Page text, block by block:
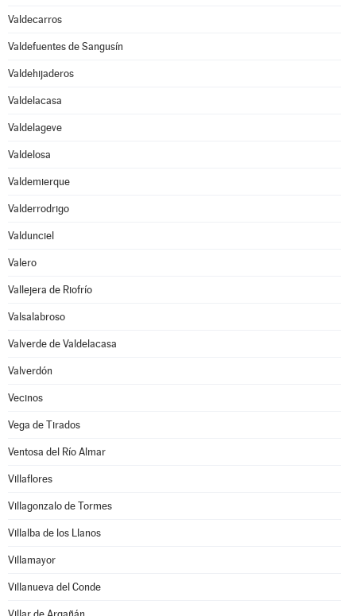
Valdecarros
Valdefuentes de Sangusín
Valdehijaderos
Valdelacasa
Valdelageve
Valdelosa
Valdemierque
Valderrodrigo
Valdunciel
Valero
Vallejera de Riofrío
Valsalabroso
Valverde de Valdelacasa
Valverdón
Vecinos
Vega de Tirados
Ventosa del Río Almar
Villaflores
Villagonzalo de Tormes
Villalba de los Llanos
Villamayor
Villanueva del Conde